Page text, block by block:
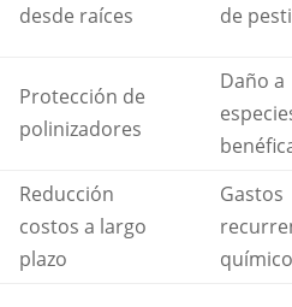
desde raíces
de
Protección de
polinizadores
Daño a
Reducción
costos a largo
plazo
Gastos